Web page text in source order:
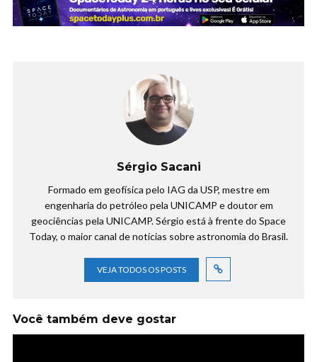
Sérgio Sacani
Formado em geofísica pelo IAG da USP, mestre em
engenharia do petróleo pela UNICAMP e doutor em
geociências pela UNICAMP. Sérgio está à frente do Space
Today, o maior canal de notícias sobre astronomia do Brasil.
VEJA TODOS OS POSTS
Você também deve gostar